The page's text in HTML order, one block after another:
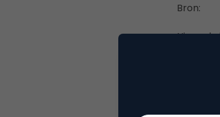
Bron: